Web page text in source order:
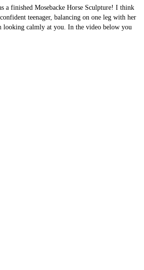
a finished Mosebacke Horse Sculpture! I think
teenager, balancing on one leg with her
looking calmly at you. In the video below you